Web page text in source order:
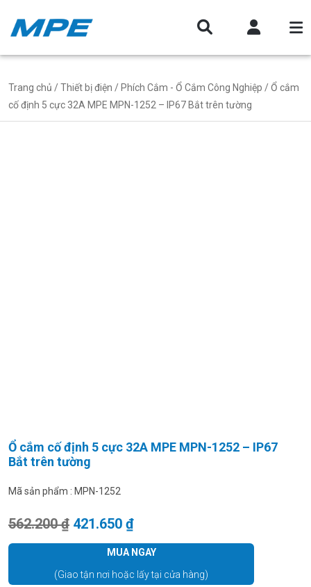
Trang chủ /Thiết bị điện / Phích Cắm - Ổ Cắm Công Nghiệp / Ổ cắm
cố định 5 cực 32A MPE MPN-1252 – IP67 Bắt trên tường
Ổ cắm cố định 5 cực 32A MPE MPN-1252 – IP67
Bắt trên tường
Mã sản phẩm : MPN-1252
562.200₫ Giá gốc là: 562.200 ₫.
421.650 ₫Giá hiện tại là: 421.650 ₫.
MUA NGAY
(Giao tận nơi hoặc lấy tại cửa hàng)